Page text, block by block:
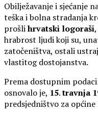
Obilježavanje i sjećanje
teška i bolna stradanja
prošlihrvatski logoraši
hrabrost ljudi koji su,
zatočeništva, ostali
vlastitog dostojanstva.
Prema dostupnim
osnovalo je, 15.travnja
predsjedništvo za